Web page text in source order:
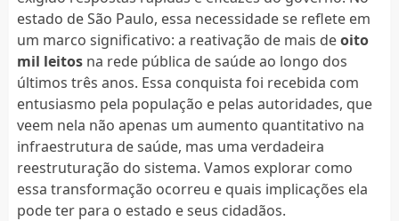
estado de São Paulo, essa necessidade se reflete em
um marco significativo: a reativação de mais deoito
mil leitosna rede pública de saúde ao longo dos
últimos três anos. Essa conquista foi recebida com
entusiasmo pela população e pelas autoridades, que
veem nela não apenas um aumento quantitativo na
infraestrutura de saúde, mas uma verdadeira
reestruturação do sistema. Vamos explorar como
essa transformação ocorreu e quais implicações ela
pode ter para o estado e seus cidadãos.